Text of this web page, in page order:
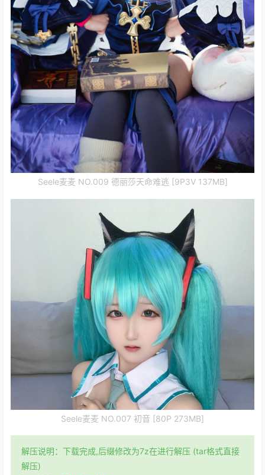
Seele麦麦 NO.009 德丽莎天命难逃 [9P3V 137MB]
Seele麦麦 NO.007 初音 [80P 273MB]
解压说明：下载完成,后缀修改为7z在进行解压 (tar格式直接
解压)